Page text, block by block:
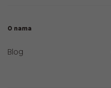
O nama
Blog